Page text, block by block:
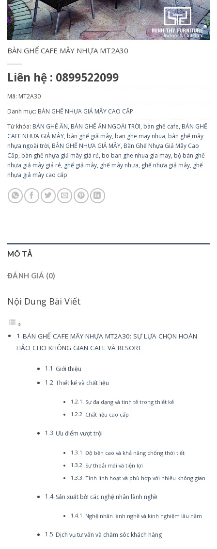
BÀN GHẾ CAFE MÂY NHỰA MT2A30
Liên hệ : 0899522099
Mã: MT2A30
Danh mục: BÀN GHẾ NHỰA GIẢ MÂY CAO CẤP
Từ khóa: BÀN GHẾ ĂN, BÀN GHẾ ĂN NGOÀI TRỜI, bàn ghế cafe, BÀN GHẾ
CAFE NHỰA GIẢ MÂY, bàn ghế giả mây, ban ghe may nhua, bàn ghế mây
nhựa ngoài trời, BÀN GHẾ NHỰA GIẢ MÂY, Bàn Ghế Nhựa Giả Mây Cao
Cấp, bàn ghế nhựa giả mây giá rẻ, bo ban ghe nhua gia may, bộ bàn ghế
nhựa giả mây giá rẻ, ghế giả mây, ghế mây nhựa, ghế nhựa giả mây, ghế
nhựa giả mây cao cấp
MÔ TẢ
ĐÁNH GIÁ (0)
Nội Dung Bài Viết
BÀN GHẾ CAFE MÂY NHỰA MT2A30: SỰ LỰA CHỌN HOÀN
HẢO CHO KHÔNG GIAN CAFE VÀ RESORT
Giới thiệu
Thiết kế và chất liệu
Sự đa dạng và tinh tế trong thiết kế
Chất liệu cao cấp
Ưu điểm vượt trội
Độ bền cao và khả năng chống thời tiết
Sự thoải mái và tiện lợi
Tính linh hoạt và phù hợp với nhiều không gian
Sản xuất bởi các nghệ nhân lành nghề
Nghệ nhân lành nghề và kinh nghiệm lâu năm
Dịch vụ tư vấn và chăm sóc khách hàng